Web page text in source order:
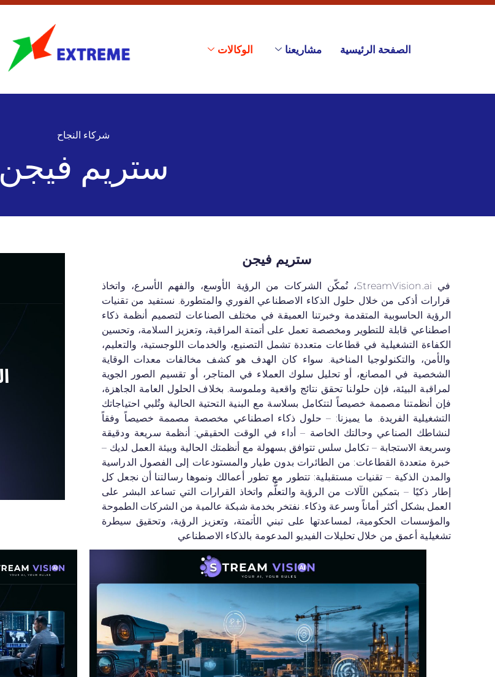
الصفحة الرئيسية مشاريعنا الوكالات
شركاء النجاح
ستريم فيجن
ستريم فيجن
في StreamVision.ai، نُمكّن الشركات من الرؤية الأوسع، والفهم الأسرع، واتخاذ
قرارات أذكى من خلال حلول الذكاء الاصطناعي الفوري والمتطورة. نستفيد من تقنيات
الرؤية الحاسوبية المتقدمة وخبرتنا العميقة في مختلف الصناعات لتصميم أنظمة ذكاء
اصطناعي قابلة للتطوير ومخصصة تعمل على أتمتة المراقبة، وتعزيز السلامة، وتحسين
الكفاءة التشغيلية في قطاعات متعددة تشمل التصنيع، والخدمات اللوجستية، والتعليم،
والأمن، والتكنولوجيا المناخية. سواء كان الهدف هو كشف مخالفات معدات الوقاية
الشخصية في المصانع، أو تحليل سلوك العملاء في المتاجر، أو تقسيم الصور الجوية
لمراقبة البيئة، فإن حلولنا تحقق نتائج واقعية وملموسة. بخلاف الحلول العامة الجاهزة،
فإن أنظمتنا مصممة خصيصاً لتتكامل بسلاسة مع البنية التحتية الحالية وتُلبي احتياجاتك
التشغيلية الفريدة. ما يميزنا: – حلول ذكاء اصطناعي مخصصة مصممة خصيصاً وفقاً
لنشاطك الصناعي وحالتك الخاصة – أداء في الوقت الحقيقي: أنظمة سريعة ودقيقة
وسريعة الاستجابة – تكامل سلس تتوافق بسهولة مع أنظمتك الحالية وبيئة العمل لديك –
خبرة متعددة القطاعات: من الطائرات بدون طيار والمستودعات إلى الفصول الدراسية
والمدن الذكية – تقنيات مستقبلية: تتطور مع تطور أعمالك ونموها رسالتنا أن نجعل كل
إطار ذكيًا – بتمكين الآلات من الرؤية والتعلُّم واتخاذ القرارات التي تساعد البشر على
العمل بشكل أكثر أماناً وسرعة وذكاء. نفتخر بخدمة شبكة عالمية من الشركات الطموحة
والمؤسسات الحكومية، لمساعدتها على تبني الأتمتة، وتعزيز الرؤية، وتحقيق سيطرة
تشغيلية أعمق من خلال تحليلات الفيديو المدعومة بالذكاء الاصطناعي